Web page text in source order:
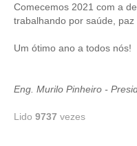
SEESP EDUCAÇÃO
Comecemos 2021 com a
trabalhando por saúde,
Um ótimo ano a todos nós!
Eng. Murilo Pinheiro -
Lido 9737 vezes